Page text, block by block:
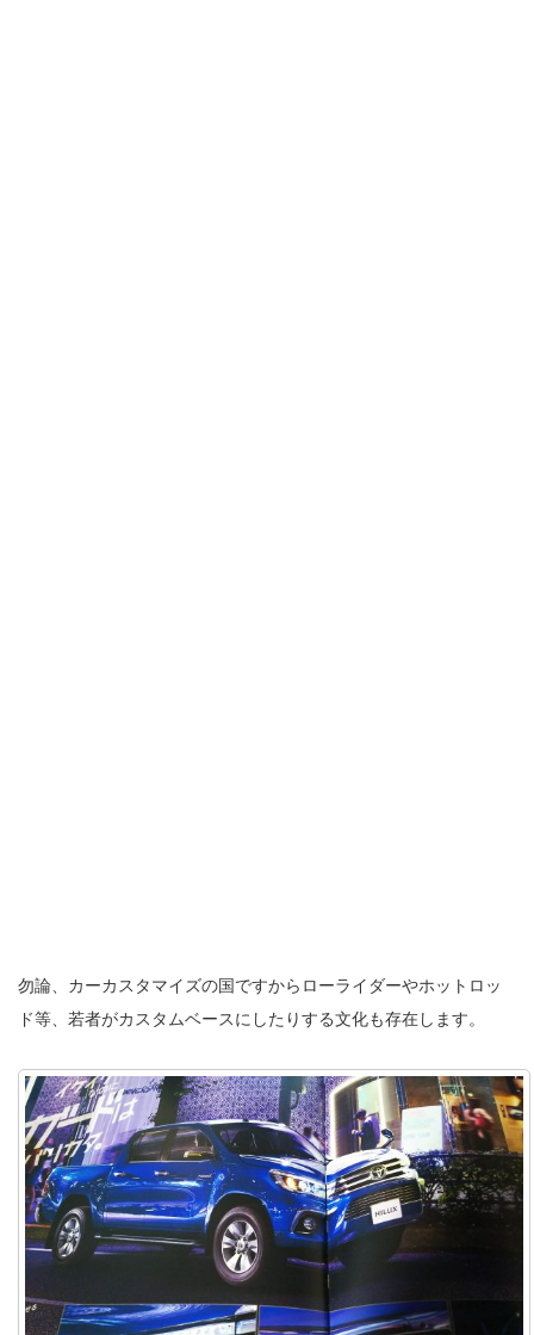
勿論、カーカスタマイズの国ですからローライダーやホットロッ
ド等、若者がカスタムベースにしたりする文化も存在します。